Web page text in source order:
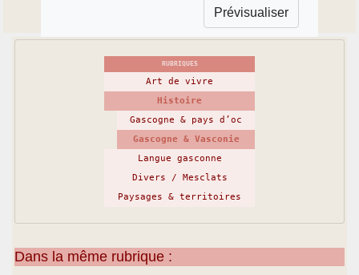
RUBRIQUES
Art de vivre
Histoire
Gascogne & pays d’oc
Gascogne & Vasconie
Langue gasconne
Divers / Mesclats
Paysages & territoires
Dans la même rubrique :